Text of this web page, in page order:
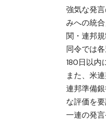
強気な発
みへの統
関・連邦
同令では
180日以内
また、米
連邦準備
な評価を
一連の発